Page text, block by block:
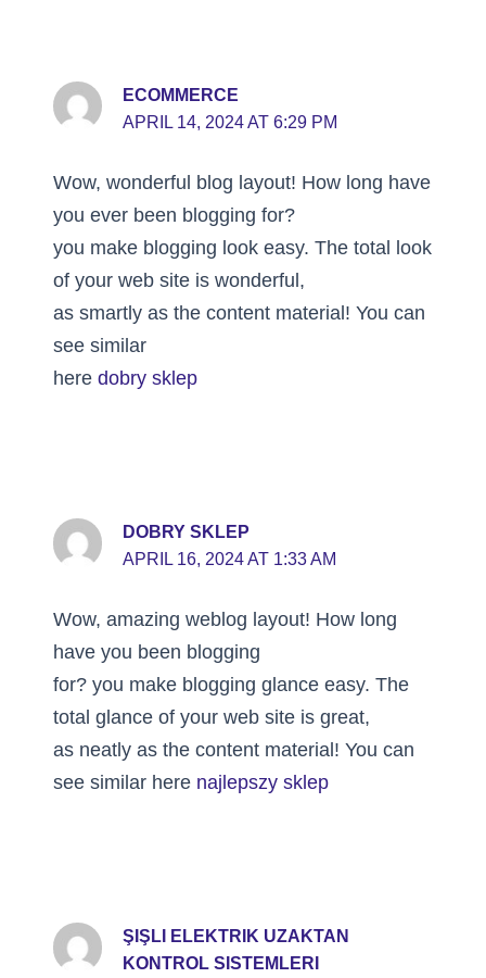
ECOMMERCE
APRIL 14, 2024 AT 6:29 PM
Wow, wonderful blog layout! How long have
you ever been blogging for?
you make blogging look easy. The total look
of your web site is wonderful,
as smartly as the content material! You can
see similar
here dobry sklep
DOBRY SKLEP
APRIL 16, 2024 AT 1:33 AM
Wow, amazing weblog layout! How long
have you been blogging
for? you make blogging glance easy. The
total glance of your web site is great,
as neatly as the content material! You can
see similar here najlepszy sklep
ŞIŞLI ELEKTRIK UZAKTAN
KONTROL SISTEMLERI